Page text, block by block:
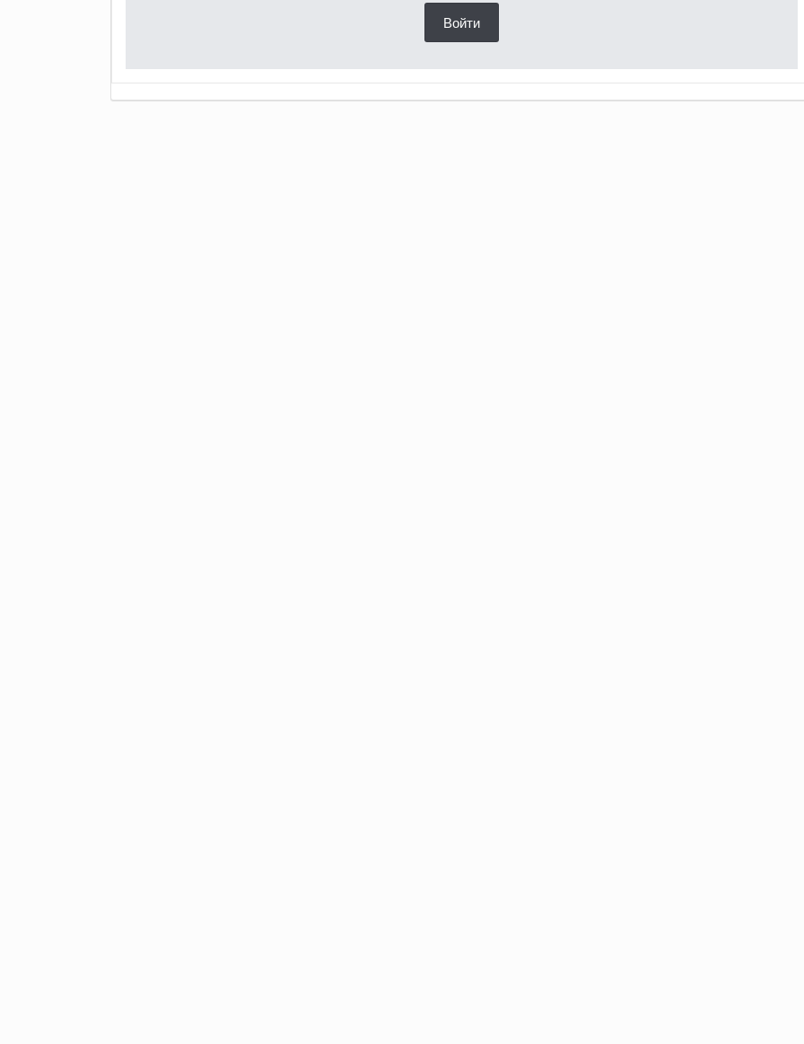
Войти